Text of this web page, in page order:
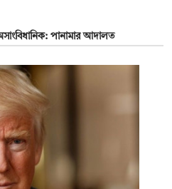
পানামার আদালত